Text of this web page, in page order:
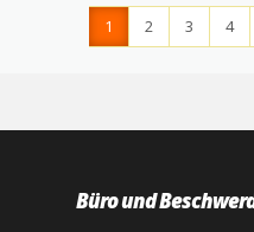
1 2 3 4
Büro und